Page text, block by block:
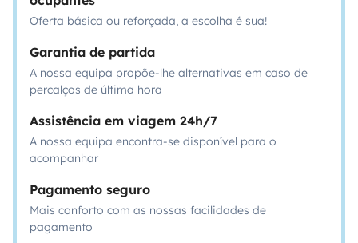
Oferta básica ou reforçada, a escolha é sua!
Garantia de partida
A nossa equipa propõe-lhe alternativas em caso de
percalços de última hora
Assistência em viagem 24h/7
A nossa equipa encontra-se disponível para o
acompanhar
Pagamento seguro
Mais conforto com as nossas facilidades de
pagamento